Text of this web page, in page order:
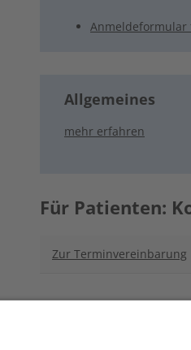
Anmeldeformular
Allgemeines
mehr erfahren
Für Patienten:
Zur Terminvereinbarung